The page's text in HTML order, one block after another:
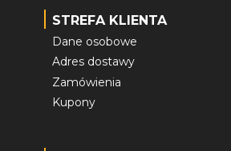
STREFA KLIENTA
Dane osobowe
Adres dostawy
Zamówienia
Kupony